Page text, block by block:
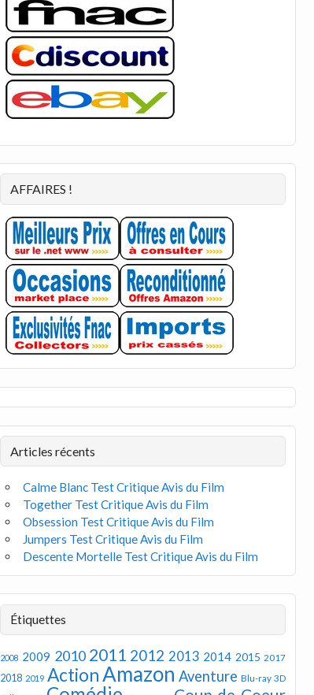
AFFAIRES !
Articles récents
Calme Blanc Test Critique Avis du Film
Together Test Critique Avis du Film
Obsession Test Critique Avis du Film
Jumpers Test Critique Avis du Film
Descente Mortelle Test Critique Avis du Film
Étiquettes
2008 2009 2010 2011 2012 2013 2014 2015 2017
2018 2019 ActionAmazon Aventure Blu-ray 3D